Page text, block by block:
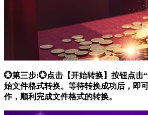
💮第三步:💮点击【开始转换】按钮点击
始文件格式转换。等待转换成功后，即
作，顺利完成文件格式的转换。